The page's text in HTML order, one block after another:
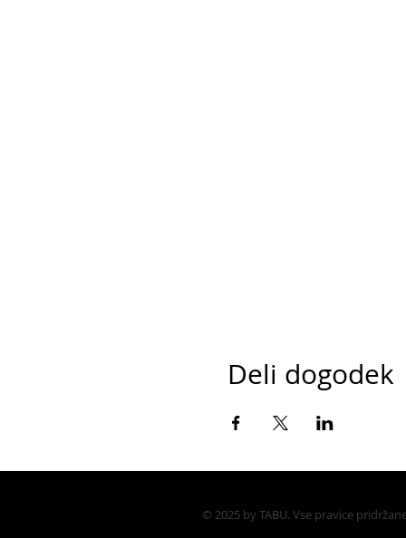
Deli dogodek
© 2025 by TABU. Vse pravice